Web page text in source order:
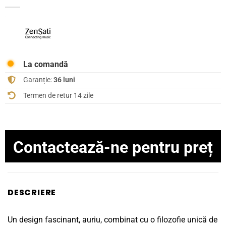
La comandă
Garanție:36 luni
Termen de retur 14 zile
Contactează-ne pentru preț
DESCRIERE
Un design fascinant, auriu, combinat cu o filozofie unică de